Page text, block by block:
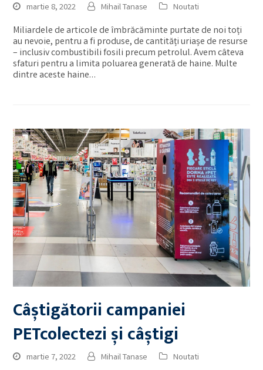
martie 8, 2022 Mihail Tanase Noutati
Miliardele de articole de îmbrăcăminte purtate de noi toți
au nevoie, pentru a fi produse, de cantități uriașe de resurse
– inclusiv combustibili fosili precum petrolul. Avem câteva
sfaturi pentru a limita poluarea generată de haine. Multe
dintre aceste haine…
Câștigătorii campaniei
PETcolectezi și câștigi
martie 7, 2022 Mihail Tanase Noutati